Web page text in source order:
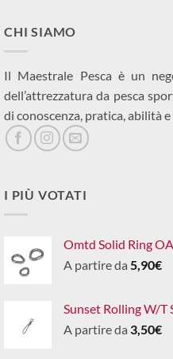
CHI SIAMO
Il Maestrale Pesca è un
dell’attrezzatura da pesca
di conoscenza, pratica, abilità
I PIÙ VOTATI
Omtd Solid Ring
A partire da 5,90€
Sunset Rolling W/T
A partire da 3,50€